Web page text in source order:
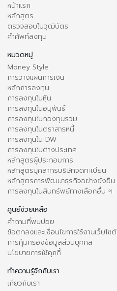
หน้าแรก
หลักสูตร
ตรวจสอบใบวุฒิบัตร
คำศัพท์ลงทุน
หมวดหมู่
Money Style
การวางแผนการเงิน
หลักการลงทุน
การลงทุนในหุ้น
การลงทุนในอนุพันธ์
การลงทุนในกองทุนรวม
การลงทุนในตราสารหนี้
การลงทุนใน DW
การลงทุนในต่างประเทศ
หลักสูตรผู้ประกอบการ
หลักสูตรบุคลากรบริษัทจดทะเบียน
หลักสูตรการพัฒนาธุรกิจอย่างยั่งยืน
การลงทุนในสินทรัพย์ทางเลือกอื่น ๆ
ศูนย์ช่วยเหลือ
คำถามที่พบบ่อย
ข้อตกลงและเงื่อนไขการใช้งานเว็บไซต์
การคุ้มครองข้อมูลส่วนบุคคล
นโยบายการใช้คุกกี้
ทำความรู้จักกับเรา
เกี่ยวกับเรา